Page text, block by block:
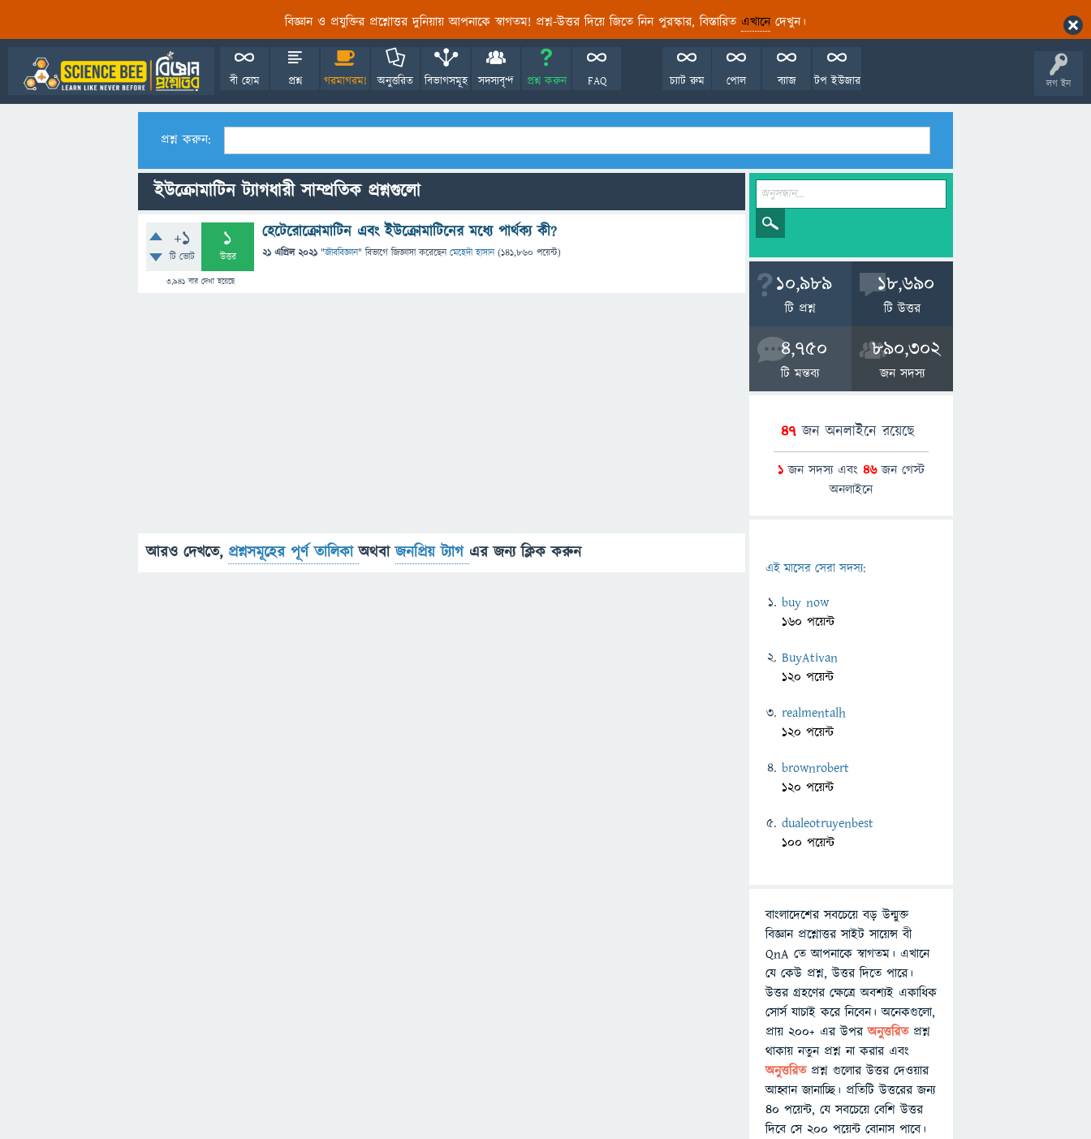
বিজ্ঞান ও প্রযুক্তির প্রশ্নোত্তর দুনিয়ায় আপনাকে স্বাগতম! প্রশ্ন-উত্তর দিয়ে জিতে নিন পুরস্কার, বিস্তারিত এখানেদেখুন।
লগ ইন
বী হোম প্রশ্ন গরমাগরম! অনুত্তরিত বিভাগসমূহ সদস্যবৃন্দ প্রশ্ন করুন FAQ টপ ইউজার
ব্যাজ
পোল
চ্যাট রুম
প্রশ্ন করুন:
ইউক্রোমাটিন ট্যাগধারী সাম্প্রতিক প্রশ্নগুলো
+1
টি ভোট
1
উত্তর
3,941বার দেখা হয়েছে
হেটেরোক্রোমাটিন এবং ইউক্রোমাটিনের মধ্যে পার্থক্য কী?
21 এপ্রিল 2021 "জীববিজ্ঞান" বিভাগে জিজ্ঞাসাকরেছেনমেহেদী হাসান (141,860 পয়েন্ট)
আরও দেখতে, প্রশ্নসমূহের পূর্ণ তালিকাঅথবাজনপ্রিয় ট্যাগ এর জন্য ক্লিক করুন
10,989
টি প্রশ্ন
18,690
টি উত্তর
4,750
টি মন্তব্য
890,302
জন সদস্য
47 জন অনলাইনে রয়েছে
1 জন সদস্য এবং 46জন গেস্ট
অনলাইনে
এই মাসের সেরা সদস্য:
buy now
160 পয়েন্ট
BuyAtivan
120 পয়েন্ট
realmentalh
120 পয়েন্ট
brownrobert
120 পয়েন্ট
dualeotruyenbest
100 পয়েন্ট
বাংলাদেশের সবচেয়ে বড় উন্মুক্ত
বিজ্ঞান প্রশ্নোত্তর সাইট সায়েন্স বী
QnA তে আপনাকে স্বাগতম। এখানে
যে কেউ প্রশ্ন, উত্তর দিতে পারে।
উত্তর গ্রহণের ক্ষেত্রে অবশ্যই একাধিক
সোর্স যাচাই করে নিবেন। অনেকগুলো,
প্রায় ২০০+ এর উপরঅনুত্তরিতপ্রশ্ন
থাকায় নতুন প্রশ্ন না করার এবং
অনুত্তরিত প্রশ্ন গুলোর উত্তর দেওয়ার
আহ্বান জানাচ্ছি। প্রতিটি উত্তরের জন্য
৪০ পয়েন্ট, যে সবচেয়ে বেশি উত্তর
দিবে সে ২০০ পয়েন্ট বোনাস পাবে।